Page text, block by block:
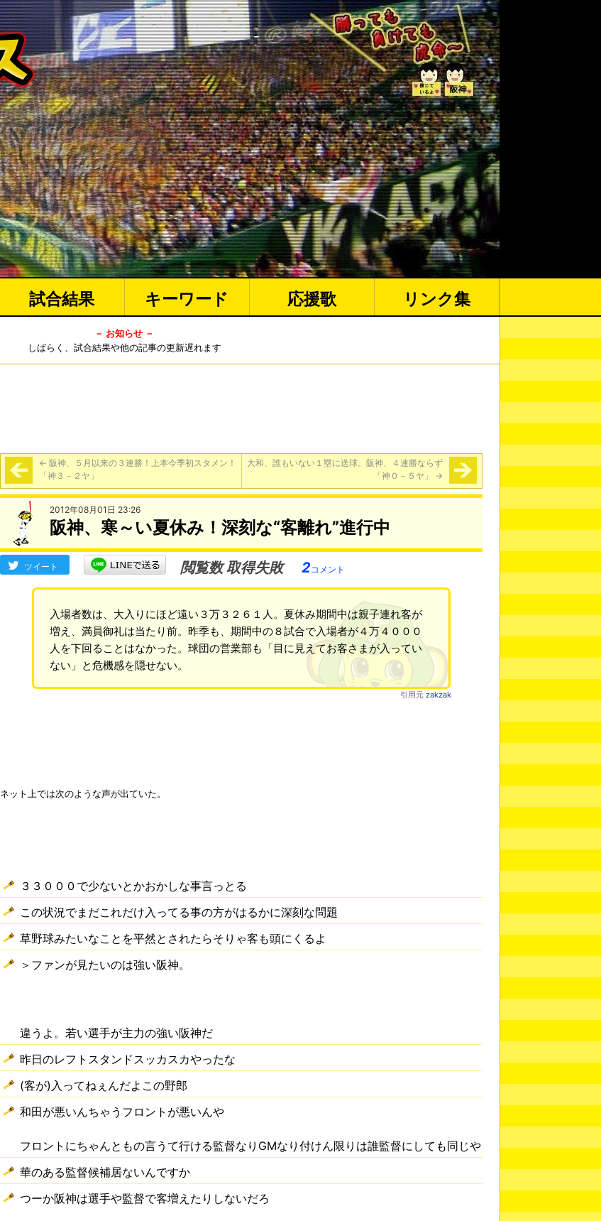
試合結果 キーワード 応援歌 リンク集
－ お知らせ －
しばらく、試合結果や他の記事の更新遅れます
← 阪神、５月以来の３連勝！上本今季初スタメン！
「神３－２ヤ」
大和、誰もいない１塁に送球。阪神、４連勝ならず
「神０－５ヤ」 →
2012年08月01日 23:26
阪神、寒～い夏休み！深刻な“客離れ”進行中
ツイート 閲覧数 取得失敗 2コメント
入場者数は、大入りにほど遠い３万３２６１人。夏休み期間中は親子連れ客が
増え、満員御礼は当たり前。昨季も、期間中の８試合で入場者が４万４０００
人を下回ることはなかった。球団の営業部も「目に見えてお客さまが入ってい
ない」と危機感を隠せない。
引用元 zakzak
ネット上では次のような声が出ていた。
３３０００で少ないとかおかしな事言っとる
この状況でまだこれだけ入ってる事の方がはるかに深刻な問題
草野球みたいなことを平然とされたらそりゃ客も頭にくるよ
＞ファンが見たいのは強い阪神。
違うよ。若い選手が主力の強い阪神だ
昨日のレフトスタンドスッカスカやったな
(客が)入ってねぇんだよこの野郎
和田が悪いんちゃうフロントが悪いんや
フロントにちゃんともの言うて行ける監督なりGMなり付けん限りは誰監督にしても同じや
華のある監督候補居ないんですか
つーか阪神は選手や監督で客増えたりしないだろ